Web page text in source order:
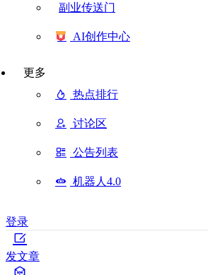
副业传送门
AI创作中心
更多
热点排行
讨论区
公告列表
机器人4.0
登录
发文章